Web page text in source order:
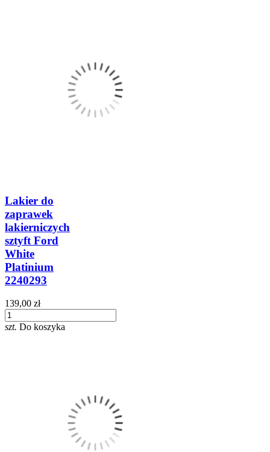
Lakier do
zaprawek
lakierniczych
sztyft Ford
White
Platinium
2240293
139,00 zł
szt. Do koszyka